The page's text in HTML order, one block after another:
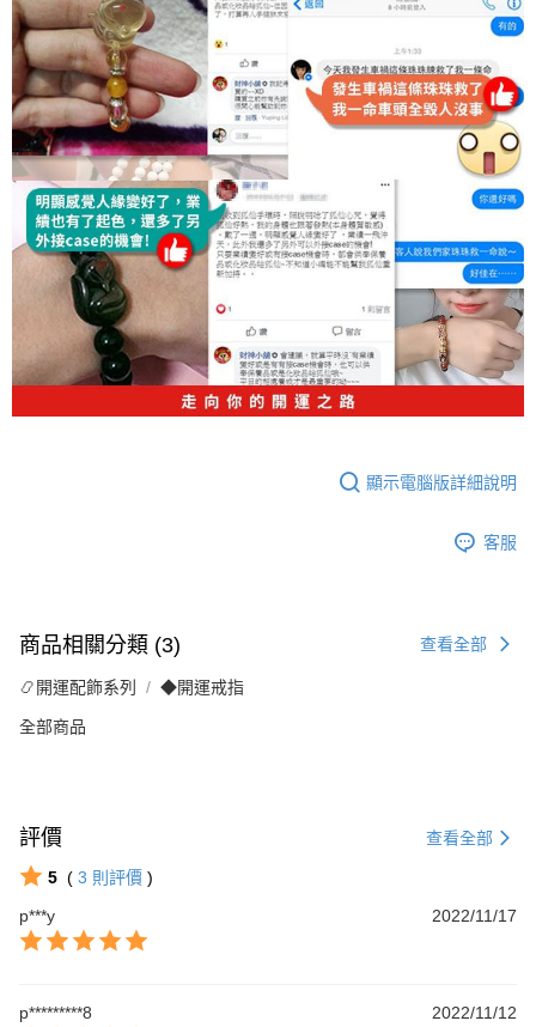
顯示電腦版詳細說明
客服
商品相關分類 (3) 查看全部
📿開運配飾系列 ◆開運戒指
全部商品
評價 查看全部
5 ( 3 則評價 )
p***y
2022/11/17
p*********8 2022/11/12